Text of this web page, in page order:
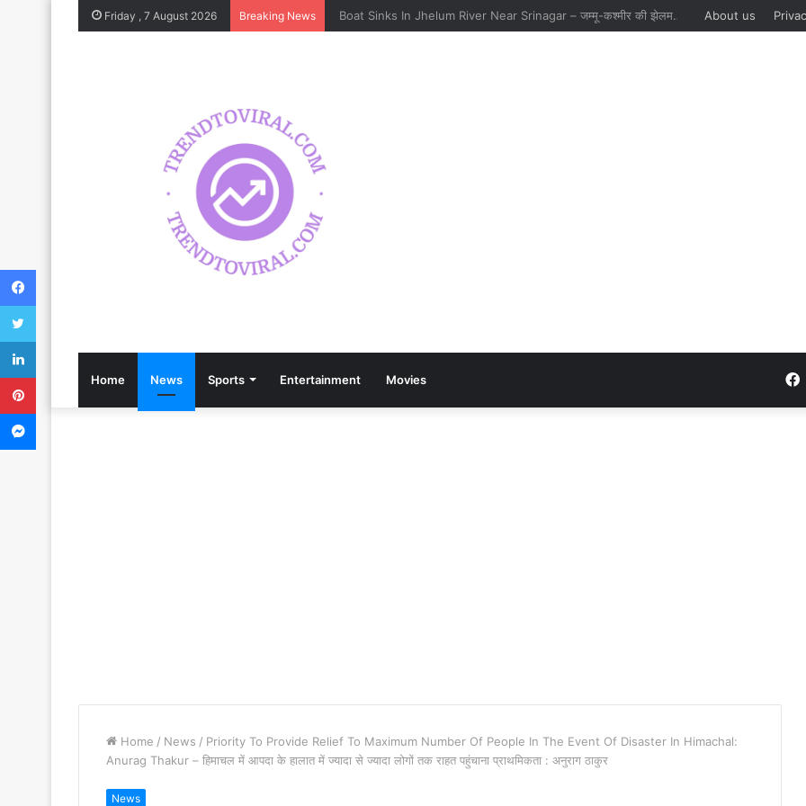
Friday , 7 August 2026 Breaking News Boat Sinks In Jhelum River Near Srinagar – जम्मू-कश्मीर की झेलम नदी में नाव पलटने से 6 की मौत, पांच को बचाया गया About us
Home News Sports Entertainment Movies
Home / News / Priority To Provide Relief To Maximum Number Of People In The Event Of Disaster In Himachal:
Anurag Thakur – हिमाचल में आपदा के हालात में ज्यादा से ज्यादा लोगों तक राहत पहुंचाना प्राथमिकता : अनुराग ठाकुर
News